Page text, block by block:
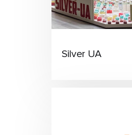
Silver UA